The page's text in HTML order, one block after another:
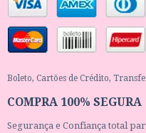
Boleto, Cartões de Crédito,
COMPRA 100% SEGURA
Segurança e Confiança total